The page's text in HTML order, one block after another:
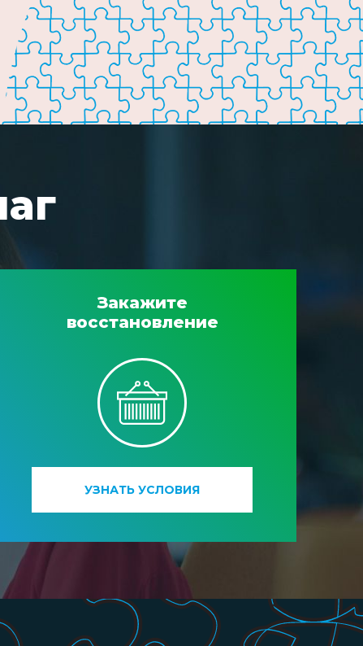
Закажите
восстановление
УЗНАТЬ УСЛОВИЯ